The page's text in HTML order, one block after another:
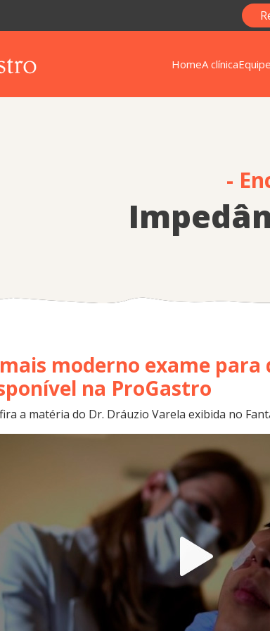
HomeA clínicaEquipe
-
moderno exame
na ProGastro
a matéria do Dr. Dráuzio Varela exibida no